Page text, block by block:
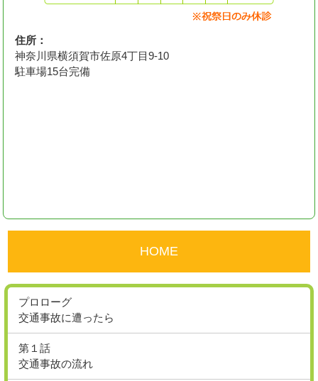
住所：
神奈川県横須賀市佐原4丁目9-10
駐車場15台完備
HOME
プロローグ
交通事故に遭ったら
第１話
交通事故の流れ